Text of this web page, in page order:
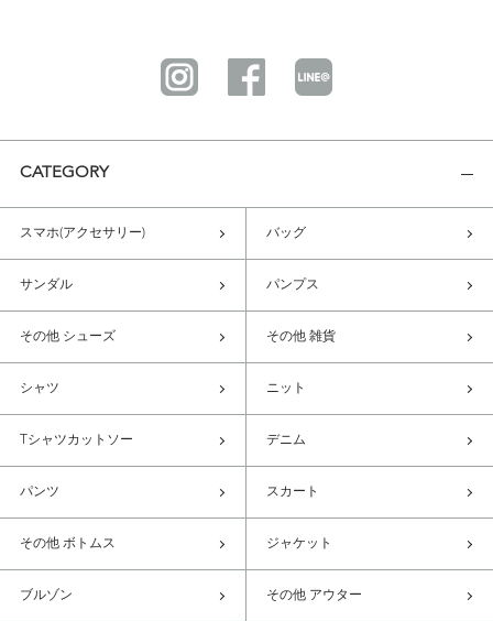
CATEGORY
スマホ(アクセサリー) バッグ
サンダル パンプス
その他 シューズ その他 雑貨
シャツ ニット
Tシャツカットソー デニム
パンツ スカート
その他 ボトムス ジャケット
ブルゾン その他 アウター